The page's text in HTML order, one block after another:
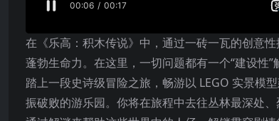
在《乐高：积木传说》中，通过一砖一瓦的创意
蓬勃生命力。在这里，一切问题都有一个“建设性”
踏上一段史诗级冒险之旅，畅游以 LEGO 实景模
振破败的游乐园。你将在旅程中去往丛林最深处